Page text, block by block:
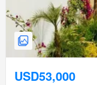
USD53,000